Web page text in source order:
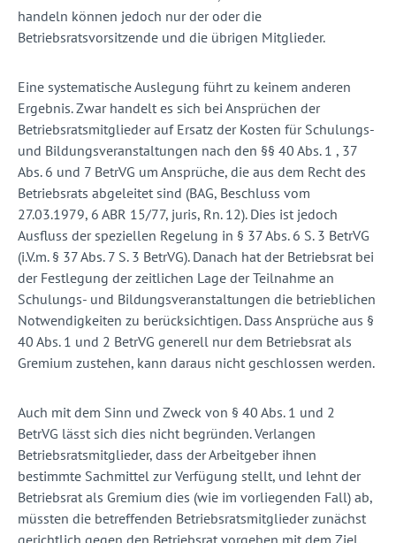
handeln können jedoch nur der oder die
Betriebsratsvorsitzende und die übrigen Mitglieder.
Eine systematische Auslegung führt zu keinem anderen
Ergebnis. Zwar handelt es sich bei Ansprüchen der
Betriebsratsmitglieder auf Ersatz der Kosten für Schulungs-
und Bildungsveranstaltungen nach den §§ 40 Abs. 1 , 37
Abs. 6 und 7 BetrVG um Ansprüche, die aus dem Recht des
Betriebsrats abgeleitet sind (BAG, Beschluss vom
27.03.1979, 6 ABR 15/77, juris, Rn. 12). Dies ist jedoch
Ausfluss der speziellen Regelung in § 37 Abs. 6 S. 3 BetrVG
(i.V.m. § 37 Abs. 7 S. 3 BetrVG). Danach hat der Betriebsrat bei
der Festlegung der zeitlichen Lage der Teilnahme an
Schulungs- und Bildungsveranstaltungen die betrieblichen
Notwendigkeiten zu berücksichtigen. Dass Ansprüche aus §
40 Abs. 1 und 2 BetrVG generell nur dem Betriebsrat als
Gremium zustehen, kann daraus nicht geschlossen werden.
Auch mit dem Sinn und Zweck von § 40 Abs. 1 und 2
BetrVG lässt sich dies nicht begründen. Verlangen
Betriebsratsmitglieder, dass der Arbeitgeber ihnen
bestimmte Sachmittel zur Verfügung stellt, und lehnt der
Betriebsrat als Gremium dies (wie im vorliegenden Fall) ab,
müssten die betreffenden Betriebsratsmitglieder zunächst